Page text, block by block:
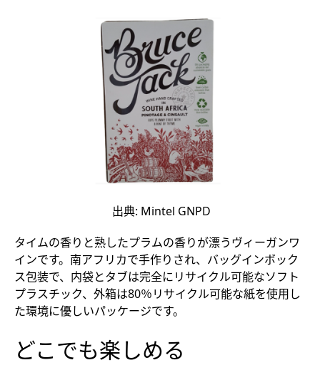
出典: Mintel GNPD
タイムの香りと熟したプラムの香りが漂うヴィーガンワ
インです。南アフリカで手作りされ、バッグインボック
ス包装で、内袋とタブは完全にリサイクル可能なソフト
プラスチック、外箱は80％リサイクル可能な紙を使用し
た環境に優しいパッケージです。
どこでも楽しめる